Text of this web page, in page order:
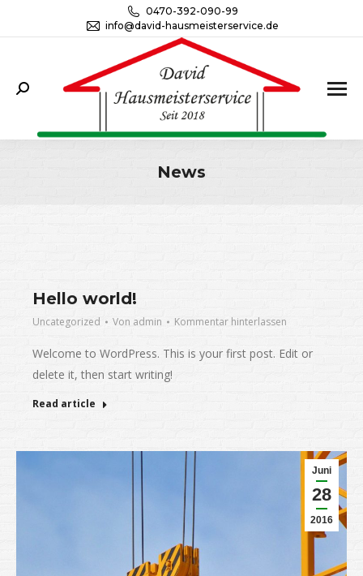
0470-392-090-99
info@david-hausmeisterservice.de
Search:
News
Hello world!
Uncategorized Von admin Kommentar hinterlassen
Welcome to WordPress. This is your first post. Edit or
delete it, then start writing!
Read article
Juni
28
2016